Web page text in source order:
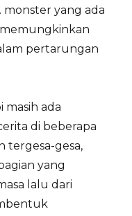
monster yang ada
pertarungan
masih ada
di beberapa
tergesa-gesa,
yang
lalu dari